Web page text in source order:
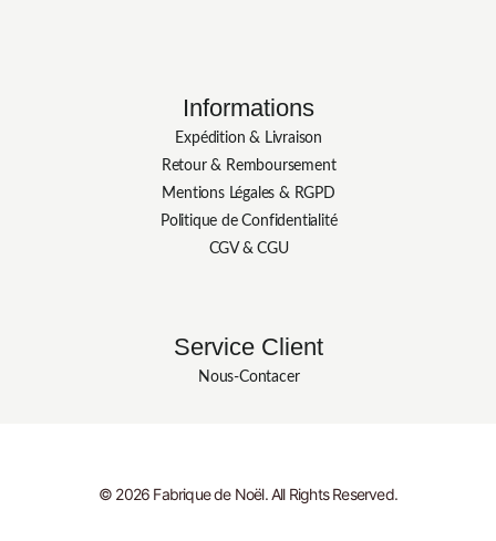
Informations
Expédition & Livraison
Retour & Remboursement
Mentions Légales & RGPD
Politique de Confidentialité
CGV & CGU
Service Client
Nous-Contacer
© 2026 Fabrique de Noël. All Rights Reserved.